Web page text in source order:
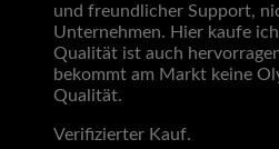
und freundlicher Support,
Unternehmen. Hier kaufe
Qualität ist auch
bekommt am Markt keine
Qualität.
Verifizierter Kauf.